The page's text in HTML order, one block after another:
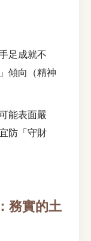
足成就不
傾向（精神
能表面嚴
防「守財
務實的土